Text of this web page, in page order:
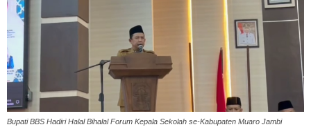
Bupati BBS Hadiri Halal Bihalal Forum Kepala Sekolah se-Kabupaten Muaro Jambi